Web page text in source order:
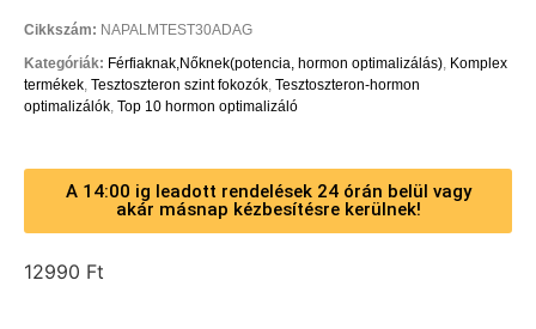
Cikkszám: NAPALMTEST30ADAG
Kategóriák: Férfiaknak,Nőknek(potencia, hormon optimalizálás), Komplex
termékek, Tesztoszteron szint fokozók, Tesztoszteron-hormon
optimalizálók, Top 10 hormon optimalizáló
A 14:00 ig leadott rendelések 24 órán belül vagy
akár másnap kézbesítésre kerülnek!
12990 Ft